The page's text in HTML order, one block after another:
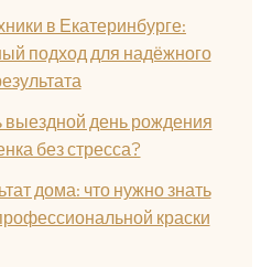
в Екатеринбурге:
подход для надёжного
выездной день рождения
без стресса?
дома: что нужно знать
краски